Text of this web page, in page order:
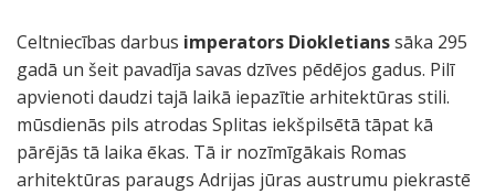
Celtniecības darbus imperators Diokletianssāka 295
gadā un šeit pavadīja savas dzīves pēdējos gadus. Pilī
apvienoti daudzi tajā laikā iepazītie arhitektūras stili.
mūsdienās pils atrodas Splitas iekšpilsētā tāpat kā
pārējās tā laika ēkas. Tā ir nozīmīgākais Romas
arhitektūras paraugs Adrijas jūras austrumu piekrastē